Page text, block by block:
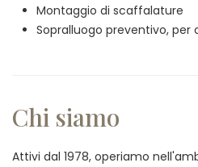
Montaggio di scaffalature
Sopralluogo preventivo,
Chi siamo
Attivi dal 1978, operiamo